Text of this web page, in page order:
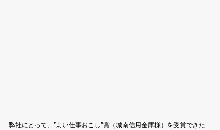
弊社にとって、”よい仕事おこし”賞（城南信用金庫様）を受賞できた